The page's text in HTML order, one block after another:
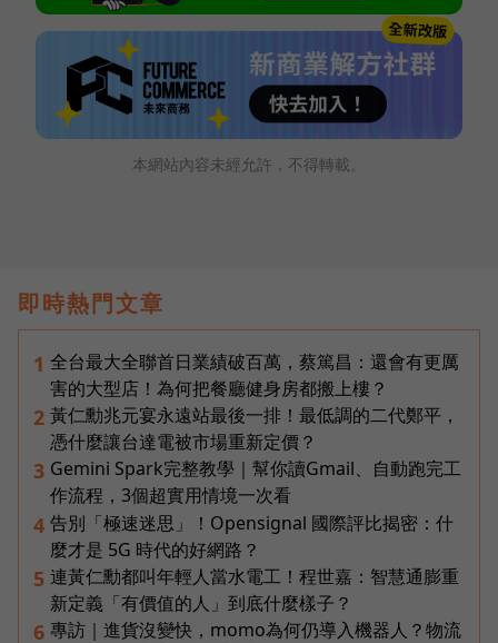
本網站內容未經允許，不得轉載。
即時熱門文章
1 全台最大全聯首日業績破百萬，蔡篤昌：還會有更厲
害的大型店！為何把餐廳健身房都搬上樓？
2 黃仁勳兆元宴永遠站最後一排！最低調的二代鄭平，
憑什麼讓台達電被市場重新定價？
3 Gemini Spark完整教學｜幫你讀Gmail、自動跑完工
作流程，3個超實用情境一次看
4 告別「極速迷思」！Opensignal 國際評比揭密：什
麼才是 5G 時代的好網路？
5 連黃仁勳都叫年輕人當水電工！程世嘉：智慧通膨重
新定義「有價值的人」到底什麼樣子？
6 專訪｜進貨沒變快，momo為何仍導入機器人？物流